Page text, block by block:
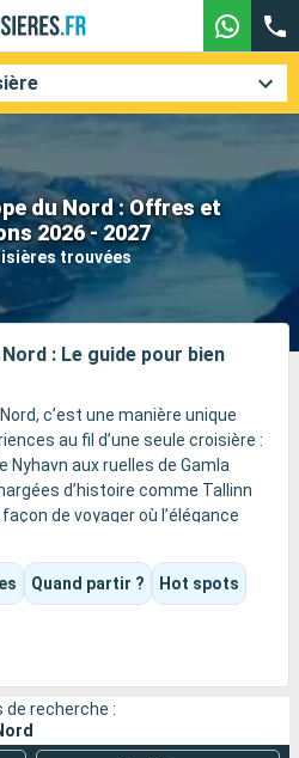
du Nord : Offres et
2026 - 2027
trouvées
Compagnies
: Le guide pour bien
c’est une manière unique
au fil d’une seule croisière :
Nyhavn aux ruelles de Gamla
d’histoire comme Tallinn
de voyager où l’élégance
des escales baltiques.
une tonalité plus culturelle, plus
Capitales nordiques, centres
succèdent avec une vraie
Quand partir ? Hot spots
recherche :